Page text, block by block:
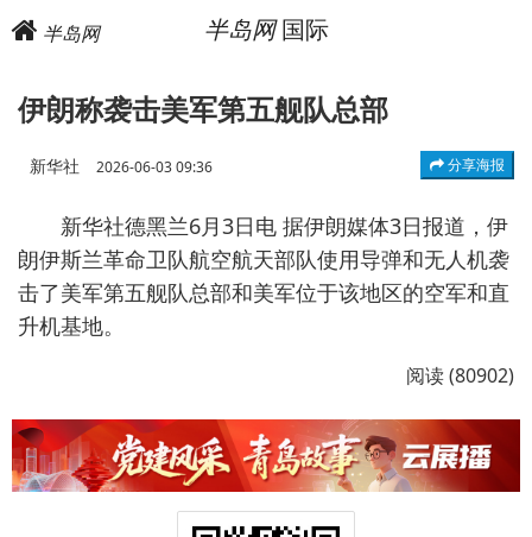
半岛网 半岛网国际
伊朗称袭击美军第五舰队总部
新华社 2026-06-03 09:36 分享海报
新华社德黑兰6月3日电 据伊朗媒体3日报道，伊
朗伊斯兰革命卫队航空航天部队使用导弹和无人机袭
击了美军第五舰队总部和美军位于该地区的空军和直
升机基地。
阅读 (80902)